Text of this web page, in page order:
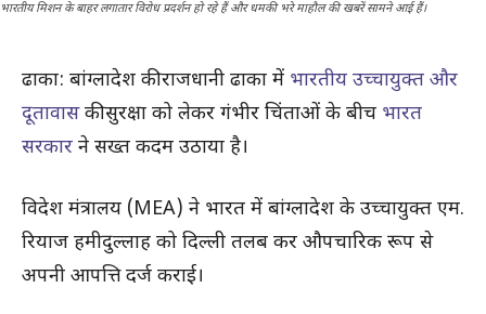
भारतीय मिशन के बाहर लगातार विरोध प्रदर्शन हो रहे हैं और धमकी भरे माहौल की खबरें सामने आई हैं।
ढाका: बांग्लादेश की राजधानी ढाका में भारतीय उच्चायुक्त और
दूतावासकी सुरक्षा को लेकर गंभीर चिंताओं के बीच भारत
सरकार ने सख्त कदम उठाया है।
विदेश मंत्रालय (MEA) ने भारत में बांग्लादेश के उच्चायुक्त एम.
रियाज हमीदुल्लाह को दिल्ली तलब कर औपचारिक रूप से
अपनी आपत्ति दर्ज कराई।